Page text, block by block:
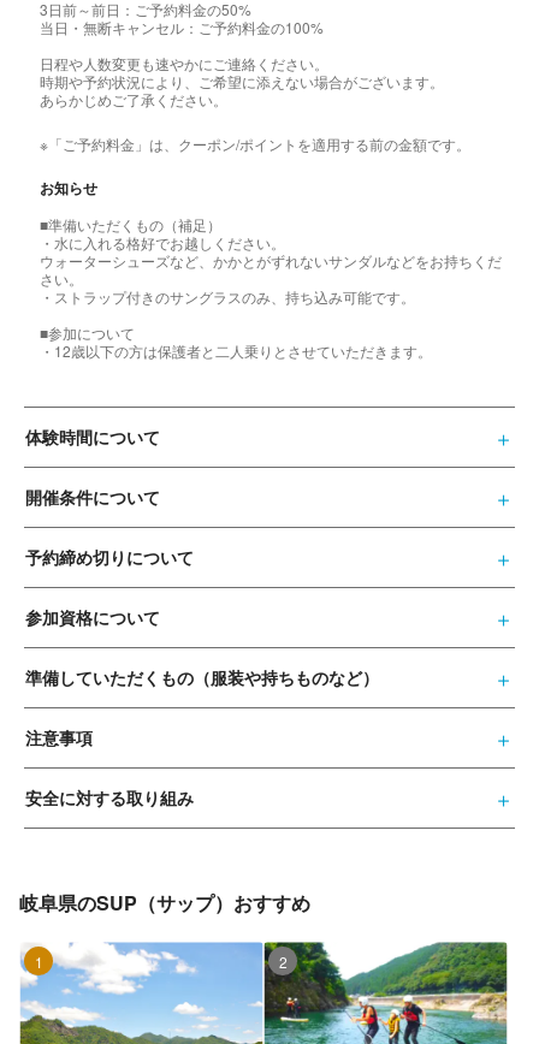
3日前～前日：ご予約料金の50%
当日・無断キャンセル：ご予約料金の100%
日程や人数変更も速やかにご連絡ください。
時期や予約状況により、ご希望に添えない場合がございます。
あらかじめご了承ください。
※「ご予約料金」は、クーポン/ポイントを適用する前の金額です。
お知らせ
■準備いただくもの（補足）
・水に入れる格好でお越しください。
ウォーターシューズなど、かかとがずれないサンダルなどをお持ちくだ
さい。
・ストラップ付きのサングラスのみ、持ち込み可能です。
■参加について
・12歳以下の方は保護者と二人乗りとさせていただきます。
体験時間について
開催条件について
予約締め切りについて
参加資格について
準備していただくもの（服装や持ちものなど）
注意事項
安全に対する取り組み
岐阜県のSUP（サップ）おすすめ
1位 2位